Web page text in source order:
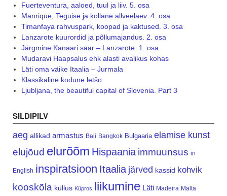
Fuerteventura, aaloed, tuul ja liiv. 5. osa
Manrique, Teguise ja kollane allveelaev. 4. osa
Timanfaya rahvuspark, koopad ja kaktused. 3. osa
Lanzarote kuurordid ja põllumajandus. 2. osa
Järgmine Kanaari saar – Lanzarote. 1. osa
Mudaravi Haapsalus ehk alasti avalikus kohas
Läti oma väike Itaalia – Jurmala
Klassikaline kodune letšo
Ljubljana, the beautiful capital of Slovenia. Part 3
SILDIPILV
aeg allikad armastus Bali Bangkok Bulgaaria elamise kunst
elujõud elurõõm Hispaania immuunsus in
English inspiratsioon Itaalia järved kassid kohvik
kooskõla küllus Küpros liikumine Läti Madeira Malta